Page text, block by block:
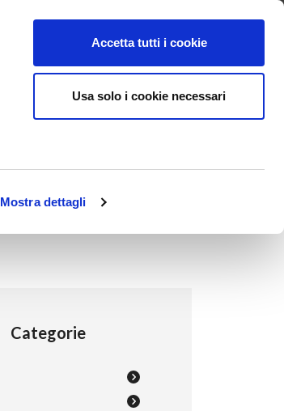
Mostra dettagli
Accetta tutti i cookie
Usa solo i cookie necessari
Supporto Apri ticket Scarica l’APP
Categorie